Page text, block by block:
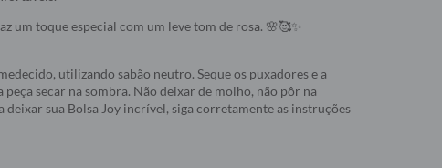
um toque especial com um leve tom de rosa. 🌸🥰✨
utilizando sabão neutro. Seque os puxadores e a
secar na sombra. Não deixar de molho, não pôr na
deixar sua Bolsa Joy incrível, siga corretamente as instruções